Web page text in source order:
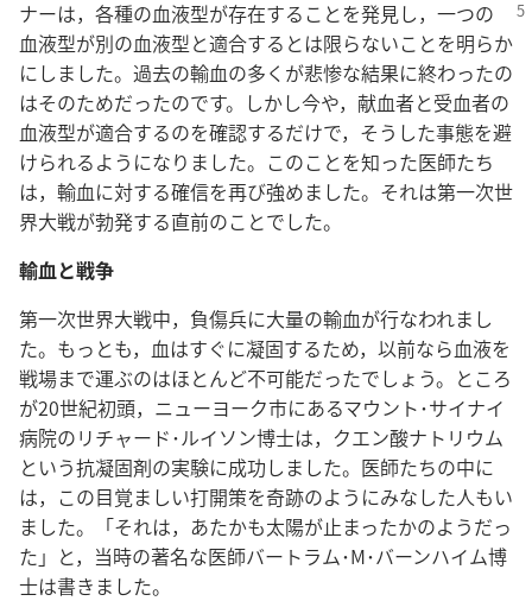
ナーは，各種の血液型が存在することを発見し，一つの
血液型が別の血液型と適合するとは限らないことを明らか
にしました。過去の輸血の多くが悲惨な結果に終わったの
はそのためだったのです。しかし今や，献血者と受血者の
血液型が適合するのを確認するだけで，そうした事態を避
けられるようになりました。このことを知った医師たち
は，輸血に対する確信を再び強めました。それは第一次世
界大戦が勃発する直前のことでした。
輸血と戦争
第一次世界大戦中，負傷兵に大量の輸血が行なわれまし
た。もっとも，血はすぐに凝固するため，以前なら血液を
戦場まで運ぶのはほとんど不可能だったでしょう。ところ
が20世紀初頭，ニューヨーク市にあるマウント･サイナイ
病院のリチャード･ルイソン博士は，クエン酸ナトリウム
という抗凝固剤の実験に成功しました。医師たちの中に
は，この目覚ましい打開策を奇跡のようにみなした人もい
ました。「それは，あたかも太陽が止まったかのようだっ
た」と，当時の著名な医師バートラム･M･バーンハイム博
士は書きました。